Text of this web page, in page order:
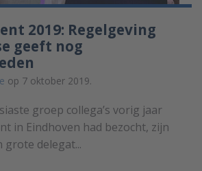
2019: Regelgeving
geeft nog
op 7 oktober 2019.
groep collega’s vorig jaar
in Eindhoven had bezocht, zijn
grote delegat...